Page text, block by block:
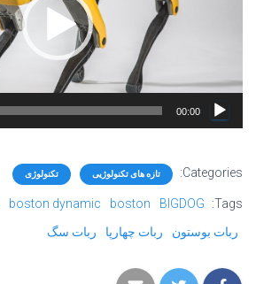
00:00
Categories: تازه های تکنولوژیی تکنولوژی
Tags:
BIGDOG
boston
boston dynamic
ربات بوستون
ربات چهارپا ربات سگ